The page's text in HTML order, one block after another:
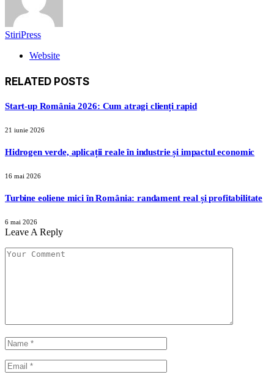
StiriPress
Website
RELATED POSTS
Start-up România 2026: Cum atragi clienți rapid
21 iunie 2026
Hidrogen verde, aplicații reale în industrie și impactul economic
16 mai 2026
Turbine eoliene mici în România: randament real și profitabilitate
6 mai 2026
Leave A Reply